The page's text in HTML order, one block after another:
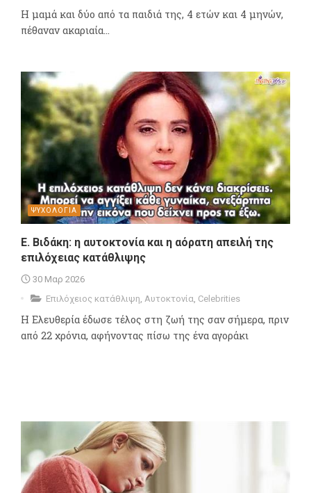
Η μαμά και δύο από τα παιδιά της, 4 ετών και 4 μηνών,
πέθαναν ακαριαία...
ΨΥΧΟΛΟΓΙΑ
Ε. Βιδάκη: η αυτοκτονία και η αόρατη απειλή της
επιλόχειας κατάθλιψης
30 Μαρ 2026
Επιλόχειος κατάθλιψη Αυτοκτονία Celebrities
Η Ελευθερία έδωσε τέλος στη ζωή της σαν σήμερα, πριν
από 22 χρόνια, αφήνοντας πίσω της ένα αγοράκι